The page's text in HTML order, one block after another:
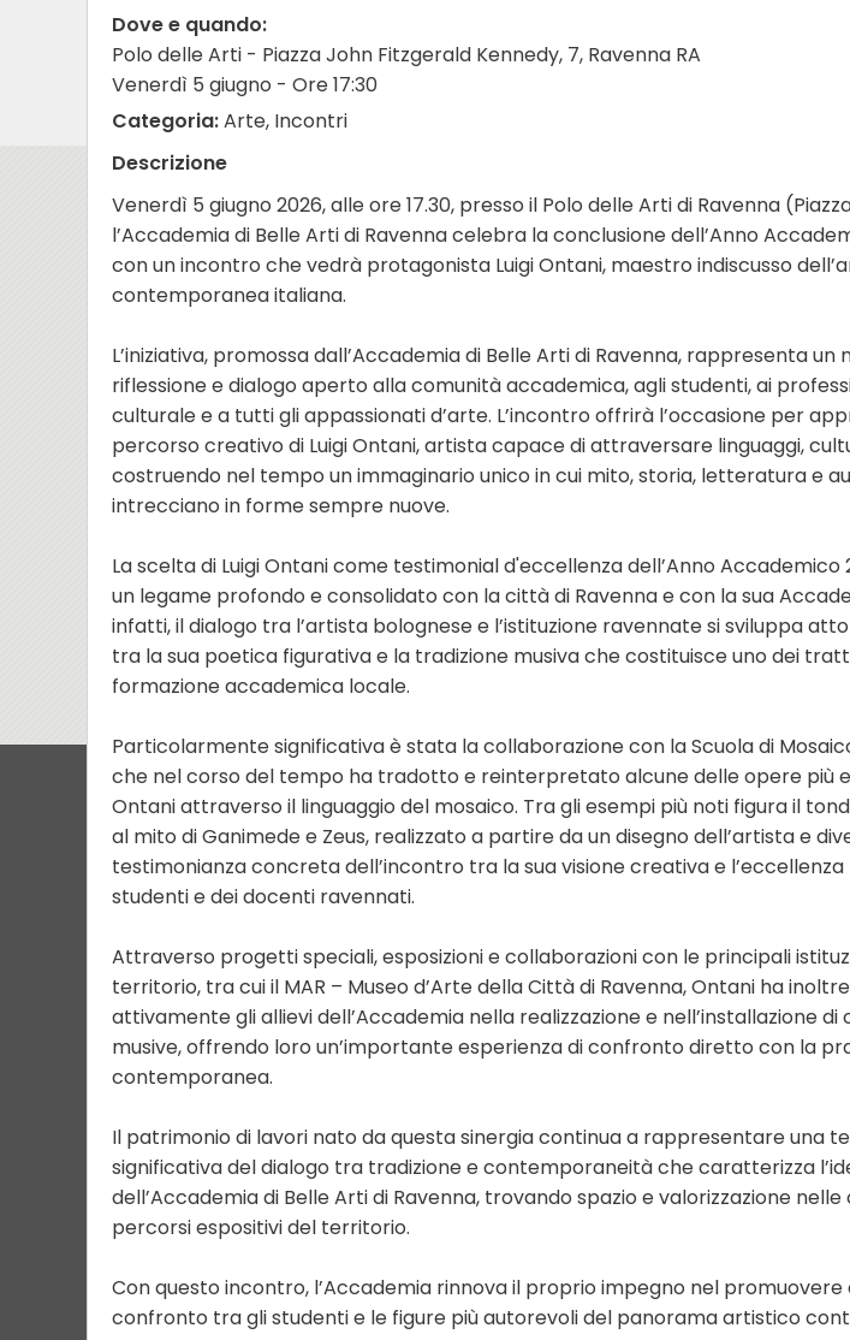
Dove e quando:
Polo delle Arti - Piazza John Fitzgerald Kennedy, 7, Ravenna RA
Venerdì 5 giugno - Ore 17:30
Categoria:Arte, Incontri
Descrizione
Venerdì 5 giugno 2026, alle ore 17.30, presso il Polo delle Arti di Ravenna
l’Accademia di Belle Arti di Ravenna celebra la conclusione dell’Anno
con un incontro che vedrà protagonista Luigi Ontani, maestro indiscusso
contemporanea italiana.
L’iniziativa, promossa dall’Accademia di Belle Arti di Ravenna, rappresenta un
riflessione e dialogo aperto alla comunità accademica, agli studenti, ai
culturale e a tutti gli appassionati d’arte. L’incontro offrirà l’occasione per
percorso creativo di Luigi Ontani, artista capace di attraversare linguaggi,
costruendo nel tempo un immaginario unico in cui mito, storia, letteratura e
intrecciano in forme sempre nuove.
La scelta di Luigi Ontani come testimonial d'eccellenza dell’Anno
un legame profondo e consolidato con la città di Ravenna e con la sua
infatti, il dialogo tra l’artista bolognese e l’istituzione ravennate si sviluppa
tra la sua poetica figurativa e la tradizione musiva che costituisce uno dei
formazione accademica locale.
Particolarmente significativa è stata la collaborazione con la Scuola di
che nel corso del tempo ha tradotto e reinterpretato alcune delle opere più
Ontani attraverso il linguaggio del mosaico. Tra gli esempi più noti figura il
al mito di Ganimede e Zeus, realizzato a partire da un disegno dell’artista e
testimonianza concreta dell’incontro tra la sua visione creativa e
studenti e dei docenti ravennati.
Attraverso progetti speciali, esposizioni e collaborazioni con le principali
territorio, tra cui il MAR – Museo d’Arte della Città di Ravenna, Ontani ha
attivamente gli allievi dell’Accademia nella realizzazione e nell’installazione
musive, offrendo loro un’importante esperienza di confronto diretto con la
contemporanea.
Il patrimonio di lavori nato da questa sinergia continua a rappresentare una
significativa del dialogo tra tradizione e contemporaneità che caratterizza
dell’Accademia di Belle Arti di Ravenna, trovando spazio e valorizzazione nelle
percorsi espositivi del territorio.
Con questo incontro, l’Accademia rinnova il proprio impegno nel promuovere
confronto tra gli studenti e le figure più autorevoli del panorama artistico